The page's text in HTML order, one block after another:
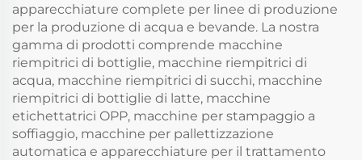
apparecchiature complete per linee di produzione
per la produzione di acqua e bevande. La nostra
gamma di prodotti comprende macchine
riempitrici di bottiglie, macchine riempitrici di
acqua, macchine riempitrici di succhi, macchine
riempitrici di bottiglie di latte, macchine
etichettatrici OPP, macchine per stampaggio a
soffiaggio, macchine per pallettizzazione
automatica e apparecchiature per il trattamento